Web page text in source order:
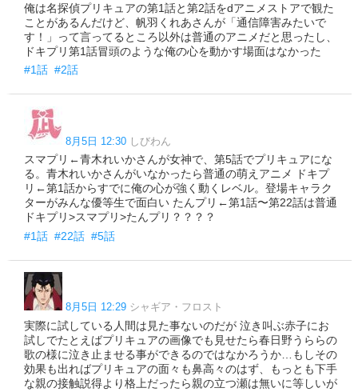
俺は名探偵プリキュアの第1話と第2話をdアニメストアで観た
ことがあるんだけど、帆羽くれあさんが「通信障害みたいで
す！」って言ってるところ以外は普通のアニメだと思ったし、
ドキプリ第1話冒頭のような俺の心を動かす場面はなかった
#1話 #2話
8月5日 12:30 しびわん
スマプリ←青木れいかさんが女神で、第5話でプリキュアにな
る。青木れいかさんがいなかったら普通の萌えアニメ ドキプ
リ←第1話からすでに俺の心が強く動くレベル。登場キャラク
ターがみんな優等生で面白い たんプリ←第1話〜第22話は普通
ドキプリ>スマプリ>たんプリ？？？？
#1話 #22話 #5話
8月5日 12:29 シャギア・フロスト
実際に試している人間は見た事ないのだが 泣き叫ぶ赤子にお
試しでたとえばプリキュアの画像でも見せたら春日野うららの
歌の様に泣き止ませる事ができるのではなかろうか…もしその
効果も出ればプリキュアの面々も鼻高々のはず、もっとも下手
な親の接触説得より格上だったら親の立つ瀬は無いに等しいが